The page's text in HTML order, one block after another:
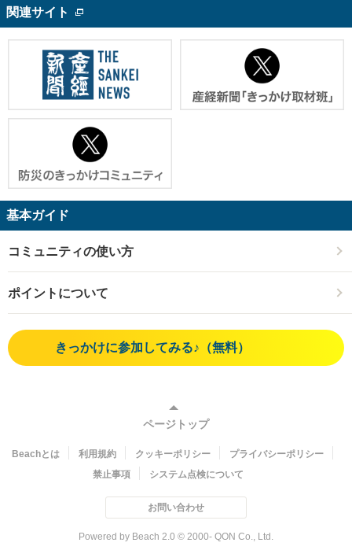
関連サイト
基本ガイド
コミュニティの使い方
ポイントについて
きっかけに参加してみる♪（無料）
ページトップ
Beachとは 利用規約 クッキーポリシー
プライバシーポリシー
禁止事項
システム点検について
お問い合わせ
Powered by Beach 2.0 © 2000- QON Co., Ltd.